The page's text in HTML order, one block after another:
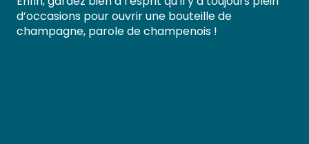
d’occasions pour ouvrir une bouteille de
champagne, parole de champenois !